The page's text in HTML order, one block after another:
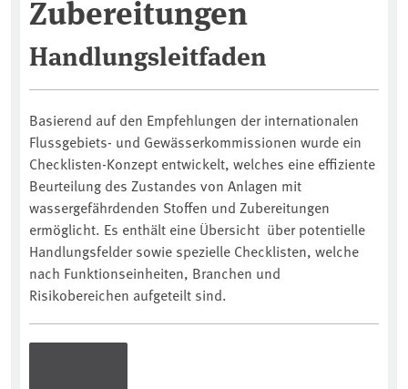
Zubereitungen
Handlungsleitfaden
Basierend auf den Empfehlungen der internationalen
Flussgebiets- und Gewässerkommissionen wurde ein
Checklisten-Konzept entwickelt, welches eine effiziente
Beurteilung des Zustandes von Anlagen mit
wassergefährdenden Stoffen und Zubereitungen
ermöglicht. Es enthält eine Übersicht über potentielle
Handlungsfelder sowie spezielle Checklisten, welche
nach Funktionseinheiten, Branchen und
Risikobereichen aufgeteilt sind.